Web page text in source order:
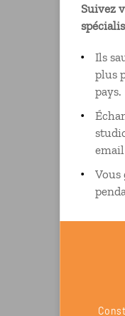
Suivez
Ils
plus
pays.
Vous